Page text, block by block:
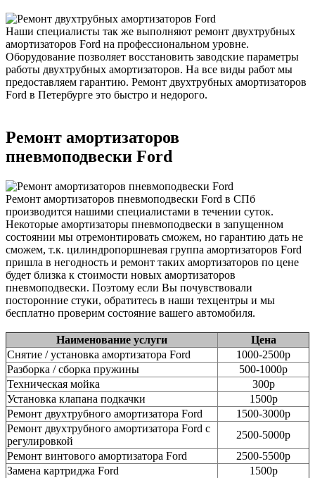
Наши специалисты так же выполняют ремонт двухтрубных
амортизаторов Ford на профессиональном уровне.
Оборудование позволяет восстановить заводские параметры
работы двухтрубных амортизаторов. На все виды работ мы
предоставляем гарантию. Ремонт двухтрубных амортизаторов
Ford в Петербурге это быстро и недорого.
Ремонт амортизаторов
пневмоподвески Ford
Ремонт амортизаторов пневмоподвески Ford в СПб
производится нашими специалистами в течении суток.
Некоторые амортизаторы пневмоподвески в запущенном
состоянии мы отремонтировать сможем, но гарантию дать не
сможем, т.к. цилиндропоршневая группа амортизаторов Ford
пришла в негодность и ремонт таких амортизаторов по цене
будет близка к стоимости новых амортизаторов
пневмоподвески. Поэтому если Вы почувствовали
посторонние стуки, обратитесь в наши техцентры и мы
бесплатно проверим состояние вашего автомобиля.
Наименование услуги
Цена
Снятие / установка амортизатора Ford
1000-2500р
Разборка / сборка пружины
500-1000р
Техническая мойка
300р
Установка клапана подкачки
1500р
Ремонт двухтрубного амортизатора Ford
1500-3000р
Ремонт двухтрубного амортизатора Ford с
регулировкой
2500-5000р
Ремонт винтового амортизатора Ford
2500-5500р
Замена картриджа Ford
1500р